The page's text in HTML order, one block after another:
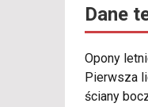
Dane
Opony
Pierwsza
ściany